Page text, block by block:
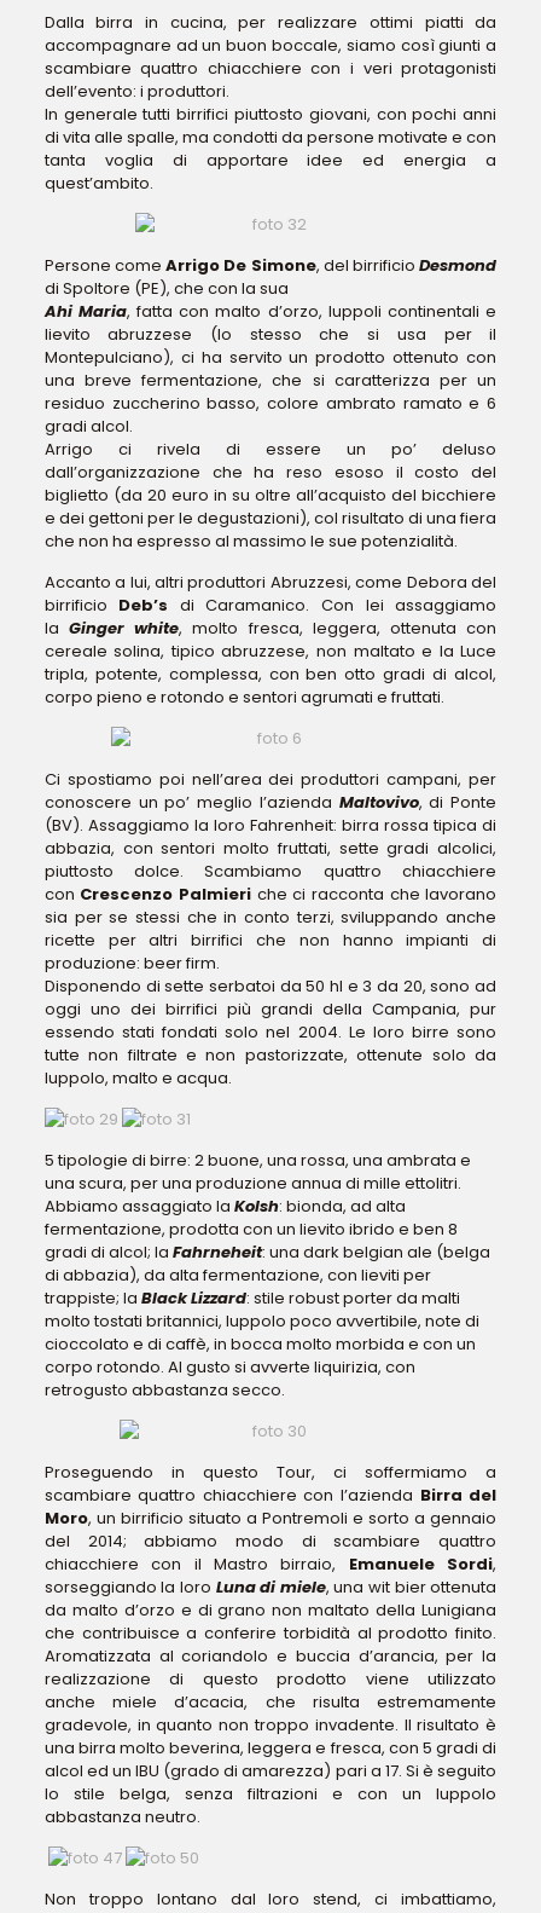
Dalla birra in cucina, per realizzare ottimi piatti da
accompagnare ad un buon boccale, siamo così giunti a
scambiare quattro chiacchiere con i veri protagonisti
dell’evento: i produttori.
In generale tutti birrifici piuttosto giovani, con pochi anni
di vita alle spalle, ma condotti da persone motivate e con
tanta voglia di apportare idee ed energia a
quest’ambito.
Persone comeArrigo De Simone, del birrificioDesmond
di Spoltore (PE), che con la sua
Ahi Maria, fatta con malto d’orzo, luppoli continentali e
lievito abruzzese (lo stesso che si usa per il
Montepulciano), ci ha servito un prodotto ottenuto con
una breve fermentazione, che si caratterizza per un
residuo zuccherino basso, colore ambrato ramato e 6
gradi alcol.
Arrigo ci rivela di essere un po’ deluso
dall’organizzazione che ha reso esoso il costo del
biglietto (da 20 euro in su oltre all’acquisto del bicchiere
e dei gettoni per le degustazioni), col risultato di una fiera
che non ha espresso al massimo le sue potenzialità.
Accanto a lui, altri produttori Abruzzesi, come Debora del
birrificio Deb’s di Caramanico. Con lei assaggiamo
laGinger white, molto fresca, leggera, ottenuta con
cereale solina, tipico abruzzese, non maltato e la Luce
tripla, potente, complessa, con ben otto gradi di alcol,
corpo pieno e rotondo e sentori agrumati e fruttati.
Ci spostiamo poi nell’area dei produttori campani, per
conoscere un po’ meglio l’azienda Maltovivo, di Ponte
(BV). Assaggiamo la loro Fahrenheit: birra rossa tipica di
abbazia, con sentori molto fruttati, sette gradi alcolici,
piuttosto dolce. Scambiamo quattro chiacchiere
con Crescenzo Palmieri che ci racconta che lavorano
sia per se stessi che in conto terzi, sviluppando anche
ricette per altri birrifici che non hanno impianti di
produzione: beer firm.
Disponendo di sette serbatoi da 50 hl e 3 da 20, sono ad
oggi uno dei birrifici più grandi della Campania, pur
essendo stati fondati solo nel 2004. Le loro birre sono
tutte non filtrate e non pastorizzate, ottenute solo da
luppolo, malto e acqua.
5 tipologie di birre: 2 buone, una rossa, una ambrata e
una scura, per una produzione annua di mille ettolitri.
Abbiamo assaggiato la Kolsh: bionda, ad alta
fermentazione, prodotta con un lievito ibrido e ben 8
gradi di alcol; la Fahrneheit: una dark belgian ale (belga
di abbazia), da alta fermentazione, con lieviti per
trappiste; la Black Lizzard: stile robust porter da malti
molto tostati britannici, luppolo poco avvertibile, note di
cioccolato e di caffè, in bocca molto morbida e con un
corpo rotondo. Al gusto si avverte liquirizia, con
retrogusto abbastanza secco.
Proseguendo in questo Tour, ci soffermiamo a
scambiare quattro chiacchiere con l’azienda Birra del
Moro, un birrificio situato a Pontremoli e sorto a gennaio
del 2014; abbiamo modo di scambiare quattro
chiacchiere con il Mastro birraio, Emanuele Sordi,
sorseggiando la loro Luna di miele, una wit bier ottenuta
da malto d’orzo e di grano non maltato della Lunigiana
che contribuisce a conferire torbidità al prodotto finito.
Aromatizzata al coriandolo e buccia d’arancia, per la
realizzazione di questo prodotto viene utilizzato
anche miele d’acacia, che risulta estremamente
gradevole, in quanto non troppo invadente. Il risultato è
una birra molto beverina, leggera e fresca, con 5 gradi di
alcol ed un IBU (grado di amarezza) pari a 17. Si è seguito
lo stile belga, senza filtrazioni e con un luppolo
abbastanza neutro.
Non troppo lontano dal loro stend, ci imbattiamo,